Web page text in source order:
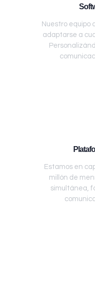
Nuestro equipo
adaptarse a
Estamos en
millón de
simultánea,